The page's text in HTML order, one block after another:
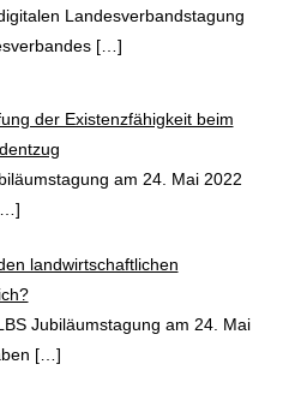
Landesverbandstagung
[…]
der Existenzfähigkeit beim
am 24. Mai 2022
landwirtschaftlichen
Jubiläumstagung am 24. Mai
[…]